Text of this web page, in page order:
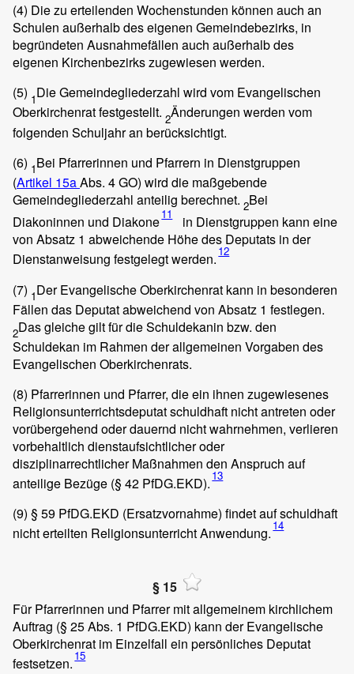
(4) Die zu erteilenden Wochenstunden können auch an
Schulen außerhalb des eigenen Gemeindebezirks, in
begründeten Ausnahmefällen auch außerhalb des
eigenen Kirchenbezirks zugewiesen werden.
(5) 1Die Gemeindegliederzahl wird vom Evangelischen
Oberkirchenrat festgestellt. 2Änderungen werden vom
folgenden Schuljahr an berücksichtigt.
(6) 1Bei Pfarrerinnen und Pfarrern in Dienstgruppen
(Artikel 15aAbs. 4 GO) wird die maßgebende
Gemeindegliederzahl anteilig berechnet. 2Bei
Diakoninnen und Diakone11
in Dienstgruppen kann eine
von Absatz 1 abweichende Höhe des Deputats in der
Dienstanweisung festgelegt werden. 12
(7) 1Der Evangelische Oberkirchenrat kann in besonderen
Fällen das Deputat abweichend von Absatz 1 festlegen.
2Das gleiche gilt für die Schuldekanin bzw. den
Schuldekan im Rahmen der allgemeinen Vorgaben des
Evangelischen Oberkirchenrats.
(8) Pfarrerinnen und Pfarrer, die ein ihnen zugewiesenes
Religionsunterrichtsdeputat schuldhaft nicht antreten oder
vorübergehend oder dauernd nicht wahrnehmen, verlieren
vorbehaltlich dienstaufsichtlicher oder
disziplinarrechtlicher Maßnahmen den Anspruch auf
anteilige Bezüge (§ 42 PfDG.EKD). 13
(9) § 59 PfDG.EKD (Ersatzvornahme) findet auf schuldhaft
nicht erteilten Religionsunterricht Anwendung. 14
§ 15
Für Pfarrerinnen und Pfarrer mit allgemeinem kirchlichem
Auftrag (§ 25 Abs. 1 PfDG.EKD) kann der Evangelische
Oberkirchenrat im Einzelfall ein persönliches Deputat
festsetzen. 15